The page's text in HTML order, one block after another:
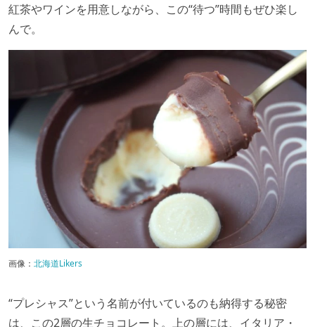
紅茶やワインを用意しながら、この“待つ”時間もぜひ楽し
んで。
画像： 北海道Likers
“プレシャス”という名前が付いているのも納得する秘密
は、この2層の生チョコレート。上の層には、イタリア・